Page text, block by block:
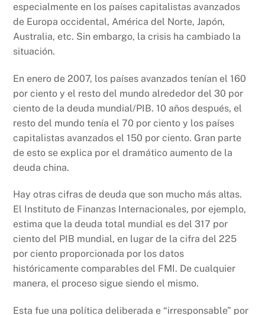
especialmente en los países capitalistas avanzados
de Europa occidental, América del Norte, Japón,
Australia, etc. Sin embargo, la crisis ha cambiado la
situación.
En enero de 2007, los países avanzados tenían el 160
por ciento y el resto del mundo alrededor del 30 por
ciento de la deuda mundial/PIB. 10 años después, el
resto del mundo tenía el 70 por ciento y los países
capitalistas avanzados el 150 por ciento. Gran parte
de esto se explica por el dramático aumento de la
deuda china.
Hay otras cifras de deuda que son mucho más altas.
El Instituto de Finanzas Internacionales, por ejemplo,
estima que la deuda total mundial es del 317 por
ciento del PIB mundial, en lugar de la cifra del 225
por ciento proporcionada por los datos
históricamente comparables del FMI. De cualquier
manera, el proceso sigue siendo el mismo.
Esta fue una política deliberada e “irresponsable” por